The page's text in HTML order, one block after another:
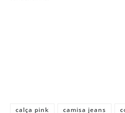
calça pink camisa jeans